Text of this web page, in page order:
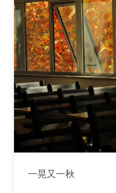
一晃又一秋